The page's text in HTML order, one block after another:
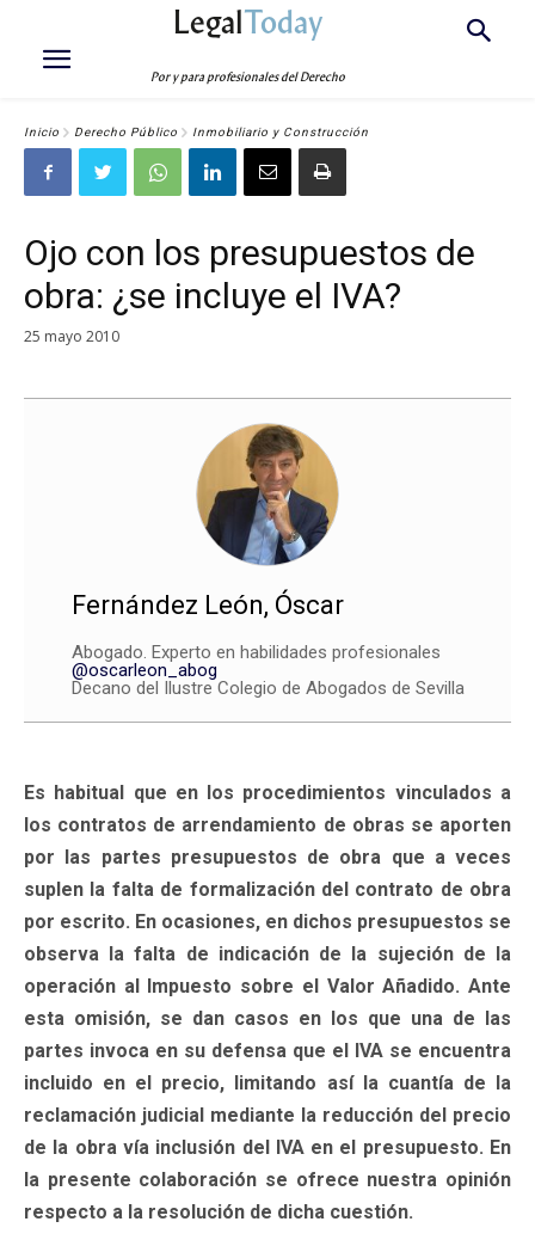
LegalToday
Por y para profesionales del Derecho
Inicio Derecho Público Inmobiliario y Construcción
Ojo con los presupuestos de
obra: ¿se incluye el IVA?
25 mayo 2010
Fernández León, Óscar
Abogado. Experto en habilidades profesionales
@oscarleon_abog
Decano del Ilustre Colegio de Abogados de Sevilla
Es habitual que en los procedimientos vinculados a
los contratos de arrendamiento de obras se aporten
por las partes presupuestos de obra que a veces
suplen la falta de formalización del contrato de obra
por escrito. En ocasiones, en dichos presupuestos se
observa la falta de indicación de la sujeción de la
operación al Impuesto sobre el Valor Añadido. Ante
esta omisión, se dan casos en los que una de las
partes invoca en su defensa que el IVA se encuentra
incluido en el precio, limitando así la cuantía de la
reclamación judicial mediante la reducción del precio
de la obra vía inclusión del IVA en el presupuesto. En
la presente colaboración se ofrece nuestra opinión
respecto a la resolución de dicha cuestión.